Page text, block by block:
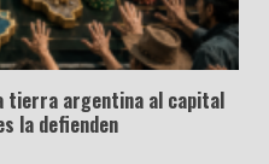
tierra argentina al capital
la defienden